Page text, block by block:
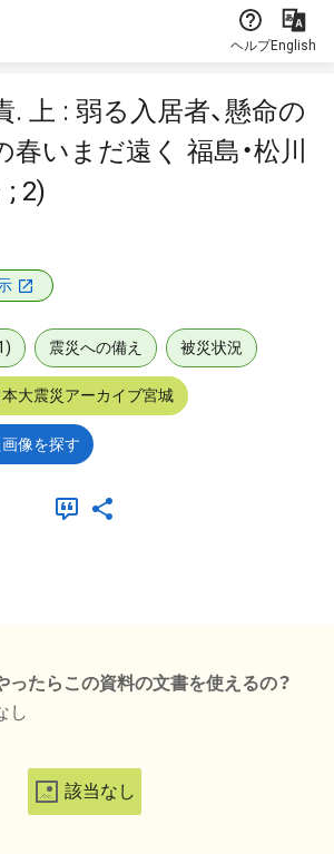
ヘルプEnglish
. 上 : 弱る入居者、懸命の
いまだ遠く 福島・松川
; 2)
震災への備え 被災状況
大震災アーカイブ宮城
像を探す
ったらこの資料の文書を使えるの？
し
該当なし